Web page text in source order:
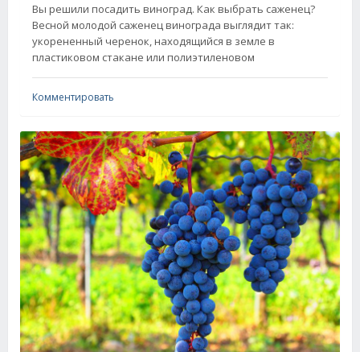
Вы решили посадить виноград. Как выбрать саженец?
Весной молодой саженец винограда выглядит так:
укорененный черенок, находящийся в земле в
пластиковом стакане или полиэтиленовом
Комментировать